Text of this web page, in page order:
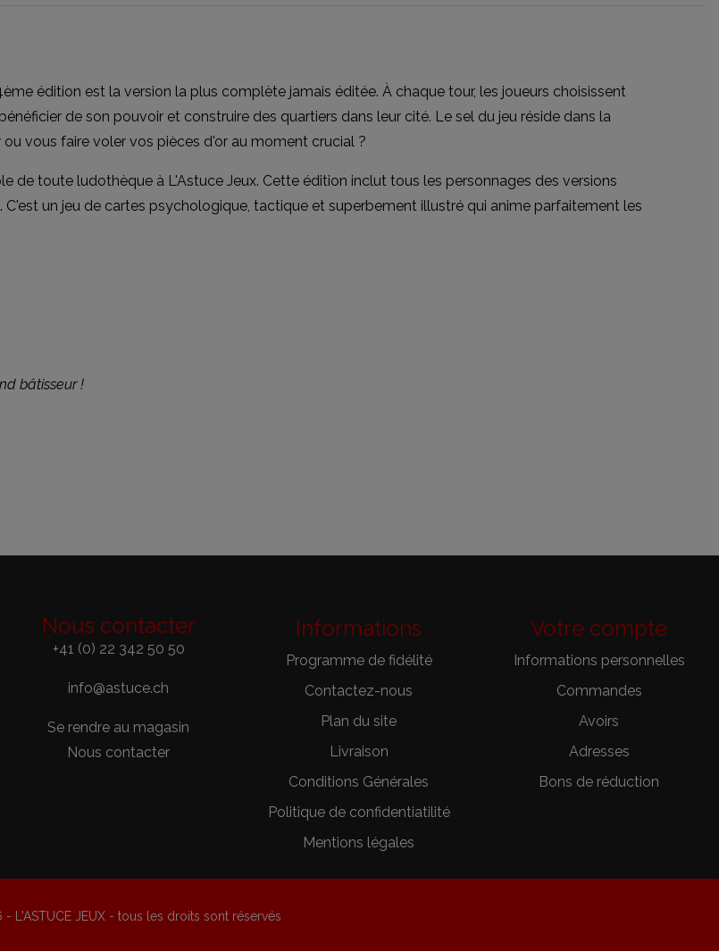
édition est la version la plus complète jamais éditée. À chaque tour, les joueurs choisissent
de son pouvoir et construire des quartiers dans leur cité. Le sel du jeu réside dans la
vous faire voler vos pièces d'or au moment crucial ?
de toute ludothèque à L'Astuce Jeux. Cette édition inclut tous les personnages des versions
un jeu de cartes psychologique, tactique et superbement illustré qui anime parfaitement les
bâtisseur !
Nous contacter
+41 (0) 22 342 50 50
info@astuce.ch
Se rendre au magasin
Nous contacter
Informations
Programme de fidélité
Contactez-nous
Plan du site
Livraison
Conditions Générales
Politique de confidentiatilité
Mentions légales
Votre compte
Informations personnelles
Commandes
Avoirs
Adresses
Bons de réduction
L'ASTUCE JEUX - tous les droits sont réservés